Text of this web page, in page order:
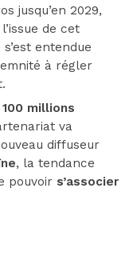
jusqu’en 2029,
l’issue de cet
entendue
à régler
100 millions
va
diffuseur
, la tendance
pouvoir s’associer